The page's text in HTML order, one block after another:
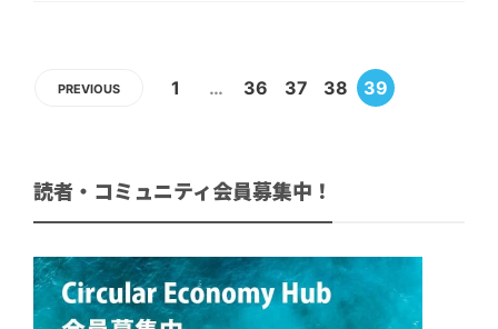
PREVIOUS 1 … 36 37 38 39
読者・コミュニティ会員募集中！